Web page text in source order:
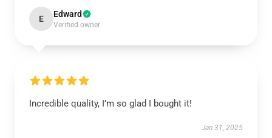
E Edward
Verified owner
Incredible quality, I’m so glad I bought it!
Jan 31, 2025